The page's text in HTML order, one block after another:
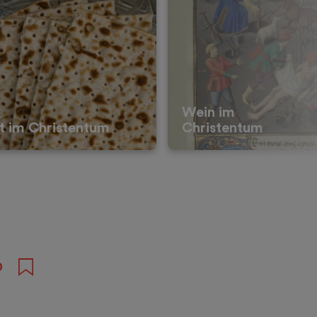
im Christentum
Wein im
Christentum